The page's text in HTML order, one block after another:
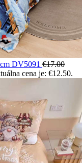
DV5091 €17.00
cena je: €12.50.